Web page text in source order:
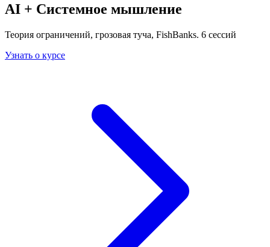
AI + Системное мышление
Теория ограничений, грозовая туча, FishBanks. 6 сессий
Узнать о курсе